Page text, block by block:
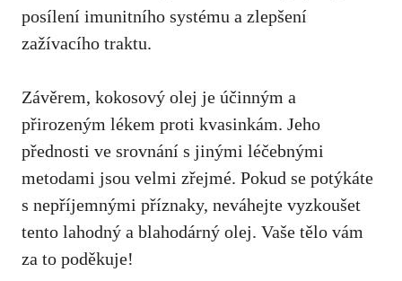
posílení imunitního systému a​ zlepšení
zažívacího traktu.
Závěrem, kokosový olej je účinným a
přirozeným lékem proti kvasinkám. Jeho
‍přednosti ve srovnání s jinými léčebnými​
metodami jsou​ velmi zřejmé. Pokud se potýkáte
⁢s nepříjemnými příznaky, neváhejte ⁢vyzkoušet‍
tento lahodný a blahodárný olej.⁤ Vaše tělo vám
za to poděkuje!